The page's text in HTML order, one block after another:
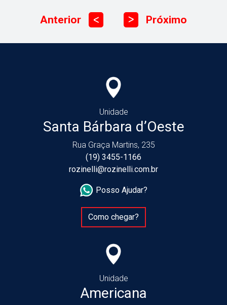
Anterior ᐳ ᐳ Próximo
Unidade
Santa Bárbara d’Oeste
Rua Graça Martins, 235
(19) 3455-1166
rozinelli@rozinelli.com.br
Posso Ajudar?
Como chegar?
Unidade
Americana